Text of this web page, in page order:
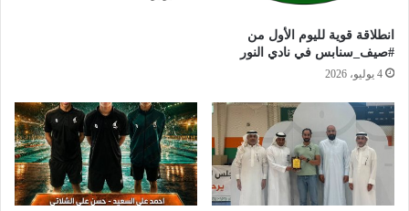
انطلاقة قوية لليوم الأول من
#صيف_سنابس في نادي النور
4 يوليو، 2026